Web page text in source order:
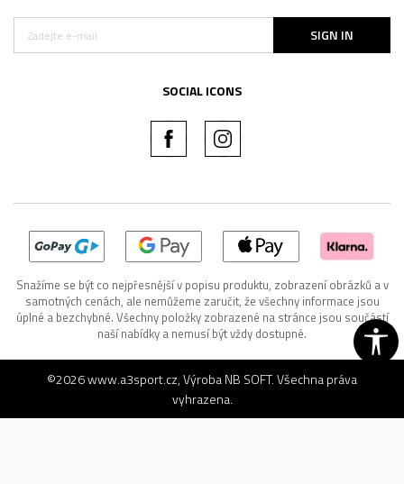
SIGN IN
SOCIAL ICONS
Snažíme se být co nejpřesnější v popisu produktu, zobrazení obrázků a v
samotných cenách, ale nemůžeme zaručit, že všechny informace jsou
úplné a bezchybné. Všechny položky zobrazené na stránce jsou součástí
naší nabídky a nemusí být vždy dostupné.
©2026www.a3sport.cz, VýrobaNB SOFT. Všechna práva
vyhrazena.